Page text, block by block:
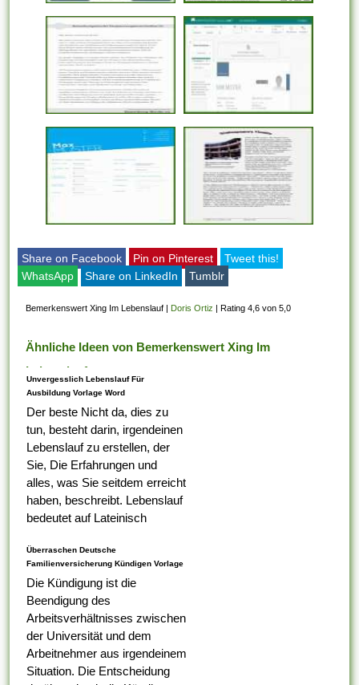
Share on Facebook Pin on Pinterest
Tweet this!
WhatsApp
Share on LinkedIn Tumblr
Bemerkenswert Xing Im Lebenslauf | Doris Ortiz |Rating 4,6 von 5,0
Ähnliche Ideen von Bemerkenswert Xing Im
Lebenslauf
Unvergesslich Lebenslauf Für
Ausbildung Vorlage Word
Der beste Nicht da, dies zu
tun, besteht darin, irgendeinen
Lebenslauf zu erstellen, der
Sie, Die Erfahrungen und
alles, was Sie seitdem erreicht
haben, beschreibt. Lebenslauf
bedeutet auf Lateinisch
Tabelle darauf ist,...
Überraschen Deutsche
Familienversicherung Kündigen Vorlage
Die Kündigung ist die
Beendigung des
Arbeitsverhältnisses zwischen
der Universität und dem
Arbeitnehmer aus irgendeinem
Situation. Die Entscheidung